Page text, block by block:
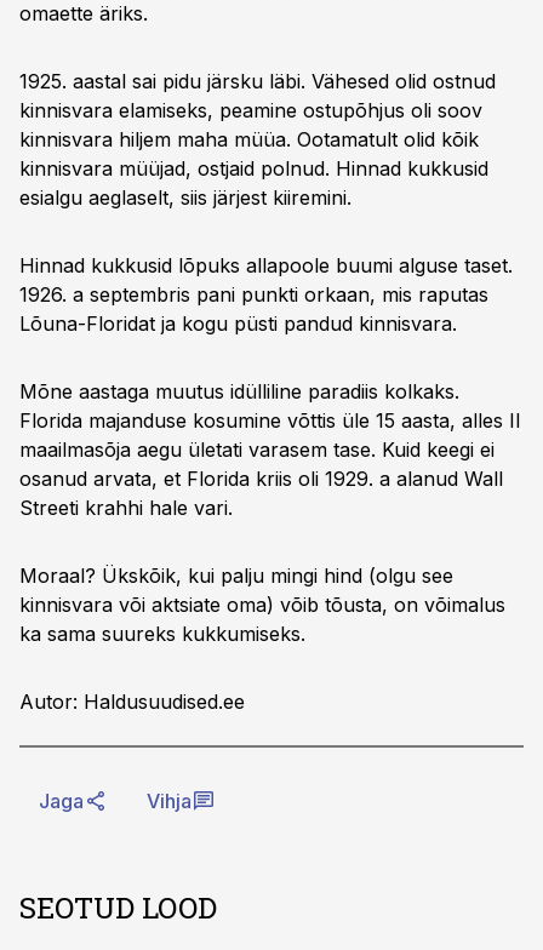
omaette äriks.
1925. aastal sai pidu järsku läbi. Vähesed olid ostnud
kinnisvara elamiseks, peamine ostupõhjus oli soov
kinnisvara hiljem maha müüa. Ootamatult olid kõik
kinnisvara müüjad, ostjaid polnud. Hinnad kukkusid
esialgu aeglaselt, siis järjest kiiremini.
Hinnad kukkusid lõpuks allapoole buumi alguse taset.
1926. a septembris pani punkti orkaan, mis raputas
Lõuna-Floridat ja kogu püsti pandud kinnisvara.
Mõne aastaga muutus idülliline paradiis kolkaks.
Florida majanduse kosumine võttis üle 15 aasta, alles II
maailmasõja aegu ületati varasem tase. Kuid keegi ei
osanud arvata, et Florida kriis oli 1929. a alanud Wall
Streeti krahhi hale vari.
Moraal? Ükskõik, kui palju mingi hind (olgu see
kinnisvara või aktsiate oma) võib tõusta, on võimalus
ka sama suureks kukkumiseks.
Autor: Haldusuudised.ee
Jaga Vihja
SEOTUD LOOD